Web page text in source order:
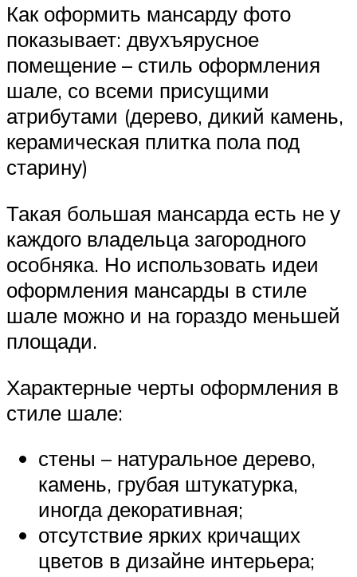
Как оформить мансарду фото
показывает: двухъярусное
помещение – стиль оформления
шале, со всеми присущими
атрибутами (дерево, дикий камень,
керамическая плитка пола под
старину)
Такая большая мансарда есть не у
каждого владельца загородного
особняка. Но использовать идеи
оформления мансарды в стиле
шале можно и на гораздо меньшей
площади.
Характерные черты оформления в
стиле шале:
стены – натуральное дерево,
камень, грубая штукатурка,
иногда декоративная;
отсутствие ярких кричащих
цветов в дизайне интерьера;